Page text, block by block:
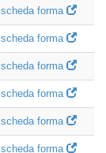
scheda forma
scheda forma
scheda forma
scheda forma
scheda forma
scheda forma